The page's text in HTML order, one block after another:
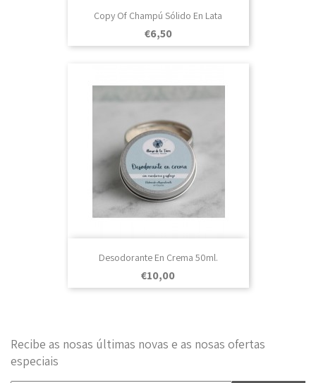
Copy Of Champú Sólido En Lata
Prezo
€6,50
Desodorante En Crema 50ml.
Prezo
€10,00
Recibe as nosas últimas novas e as nosas ofertas
especiais